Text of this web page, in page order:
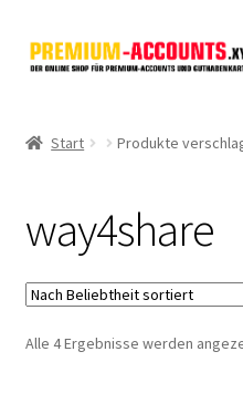
Zur
Navigation
Zum
Inhalt
FileJoker
Depositfiles
TakeFile
Start Produkte
way4share
Alle 4 Ergebnisse werden